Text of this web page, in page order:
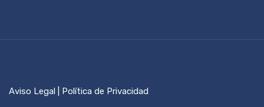
Aviso Legal | Política de Privacidad